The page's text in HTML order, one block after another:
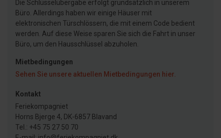
Die Schlüsselübergabe erfolgt grundsätzlich in unserem
Büro. Allerdings haben wir einige Häuser mit
elektronischen Türschlössern, die mit einem Code bedient
werden. Auf diese Weise sparen Sie sich die Fahrt in unser
Büro, um den Hausschlüssel abzuholen.
Mietbedingungen
Sehen Sie unsere aktuellen Mietbedingungen hier.
Kontakt
Feriekompagniet
Horns Bjerge 4, DK-6857 Blavand
Tel.: +45 75 27 50 70